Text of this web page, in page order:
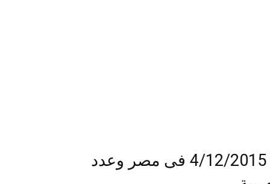
توقعات حالة الطقس اليوم الجمعة 4/12/2015 فى مصر وعدد